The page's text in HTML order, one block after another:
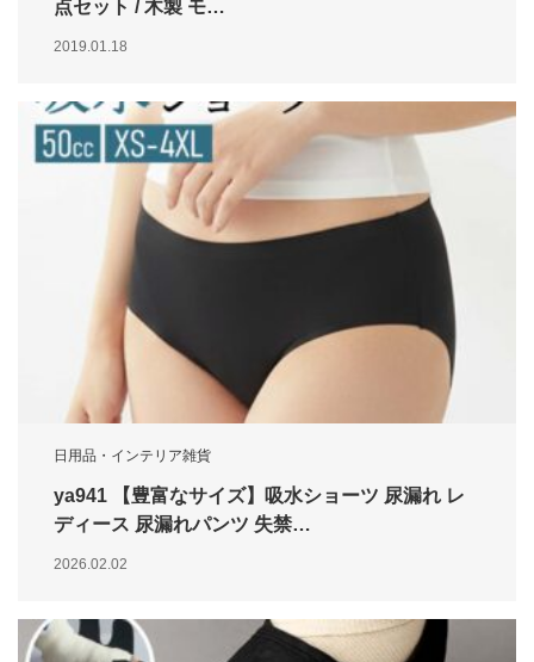
点セット / 木製 モ…
2019.01.18
日用品・インテリア雑貨
ya941 【豊富なサイズ】吸水ショーツ 尿漏れ レ
ディース 尿漏れパンツ 失禁…
2026.02.02